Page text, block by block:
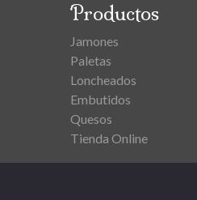
Productos
Jamones
Paletas
Loncheados
Embutidos
Quesos
Tienda Online